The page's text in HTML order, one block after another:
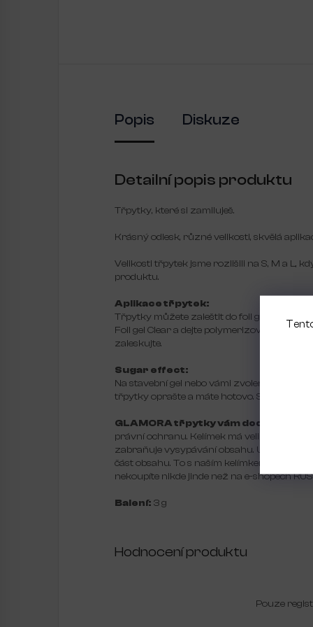
Popis Diskuze
Detailní popis produktu
Třpytky, které si zamiluješ.
Krásný odlesk, různé velikosti, skvělá
Velikosti třpytek jsme rozlišili na S, M a L,
produktu.
Aplikace třpytek:
Třpytky můžete zaleštit do foil gelu. Jako
Foil gel Clear a dejte polymerizovat na 30
zaleskujte.
Sugar effect:
Na stavební gel nebo vámi zvolenou barvu
třpytky oprašte a máte hotovo. Sugar
GLAMORA třpytky vám dodáváme v
právní ochranu. Kelímek má velikost,
zabraňuje vysypávání obsahu. Určitě
část obsahu. To s naším kelímkem
nekoupíte nikde jinde než na e-shopech
Balení: 3 g
Hodnocení produktu
Pouze